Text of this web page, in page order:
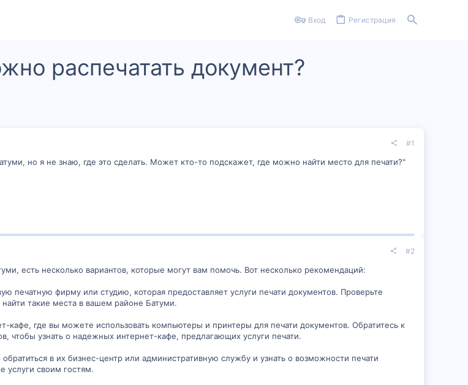
Вход Регистрация
распечатать документ?
#1
но я не знаю, где это сделать. Может кто-то подскажет, где можно найти место для печати?"
#2
есть несколько вариантов, которые могут вам помочь. Вот несколько рекомендаций:
печатную фирму или студию, которая предоставляет услуги печати документов. Проверьте
такие места в вашем районе Батуми.
кафе, где вы можете использовать компьютеры и принтеры для печати документов. Обратитесь к
чтобы узнать о надежных интернет-кафе, предлагающих услуги печати.
в их бизнес-центр или административную службу и узнать о возможности печати
услуги своим гостям.